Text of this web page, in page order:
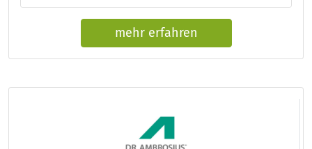
mehr erfahren